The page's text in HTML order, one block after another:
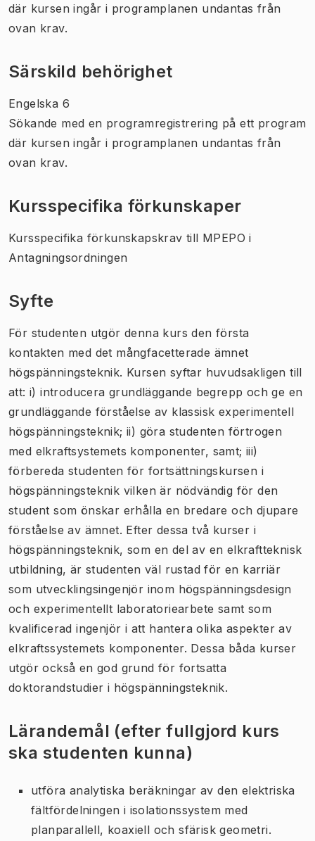
där kursen ingår i programplanen undantas från
ovan krav.
Särskild behörighet
Engelska 6
Sökande med en programregistrering på ett program
där kursen ingår i programplanen undantas från
ovan krav.
Kursspecifika förkunskaper
Kursspecifika förkunskapskrav till MPEPO i
Antagningsordningen
Syfte
För studenten utgör denna kurs den första
kontakten med det mångfacetterade ämnet
högspänningsteknik. Kursen syftar huvudsakligen till
att: i) introducera grundläggande begrepp och ge en
grundläggande förståelse av klassisk experimentell
högspänningsteknik; ii) göra studenten förtrogen
med elkraftsystemets komponenter, samt; iii)
förbereda studenten för fortsättningskursen i
högspänningsteknik vilken är nödvändig för den
student som önskar erhålla en bredare och djupare
förståelse av ämnet. Efter dessa två kurser i
högspänningsteknik, som en del av en elkraftteknisk
utbildning, är studenten väl rustad för en karriär
som utvecklingsingenjör inom högspänningsdesign
och experimentellt laboratoriearbete samt som
kvalificerad ingenjör i att hantera olika aspekter av
elkraftssystemets komponenter. Dessa båda kurser
utgör också en god grund för fortsatta
doktorandstudier i högspänningsteknik.
Lärandemål (efter fullgjord kurs
ska studenten kunna)
utföra analytiska beräkningar av den elektriska
fältfördelningen i isolationssystem med
planparallell, koaxiell och sfärisk geometri.